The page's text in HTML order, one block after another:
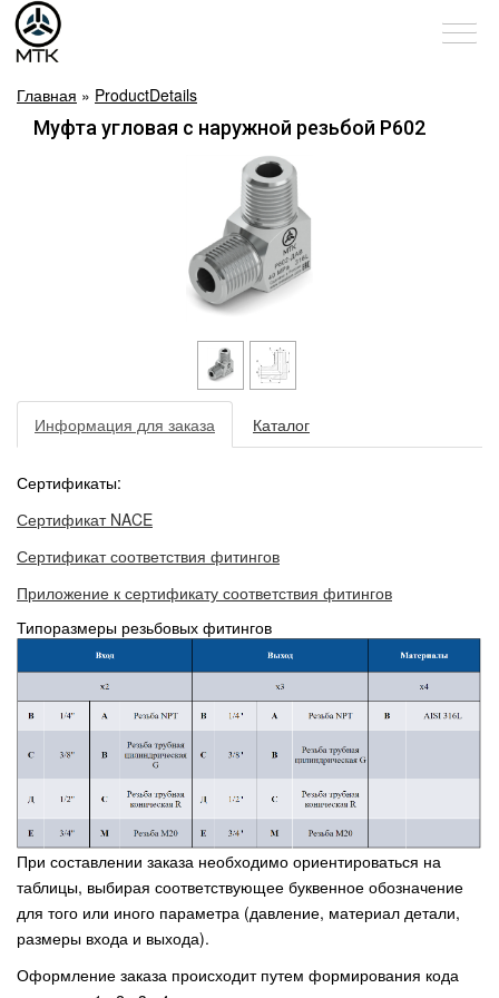
Главная » ProductDetails
Муфта угловая с наружной резьбой Р602
Информация для заказа Каталог
Сертификаты:
Сертификат NACE
Сертификат соответствия фитингов
Приложение к сертификату соответствия фитингов
Типоразмеры резьбовых фитингов
При составлении заказа необходимо ориентироваться на
таблицы, выбирая соответствующее буквенное обозначение
для того или иного параметра (давление, материал детали,
размеры входа и выхода).
Оформление заказа происходит путем формирования кода